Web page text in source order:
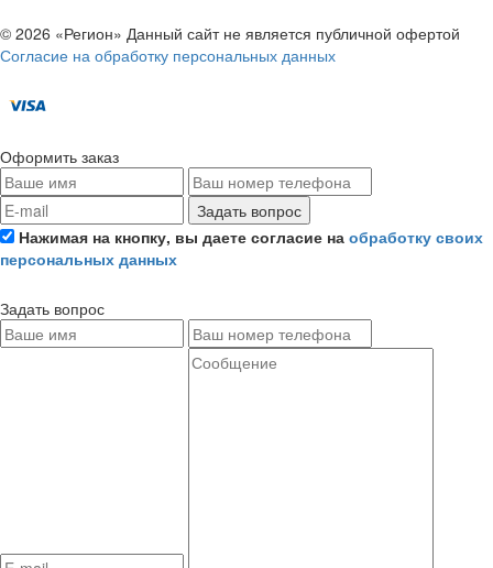
© 2026 «Регион» Данный сайт не является публичной офертой
Согласие на обработку персональных данных
Оформить заказ
Задать вопрос
Нажимая на кнопку, вы даете согласие на обработку своих
персональных данных
Задать вопрос